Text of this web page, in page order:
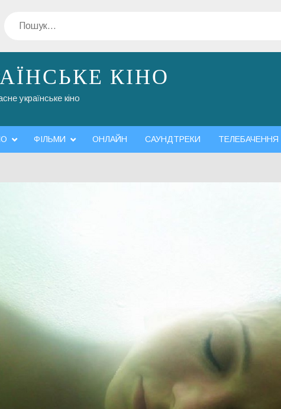
Пошук
КІНО
українське кіно
ФІЛЬМИ ОНЛАЙН САУНДТРЕКИ ТЕЛЕБАЧЕННЯ